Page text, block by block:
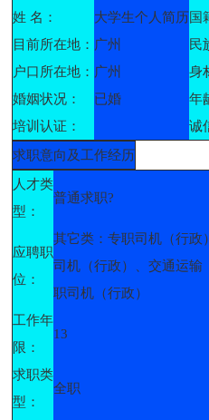
姓 名：
大学生个人简历国
目前所在地： 广州 民
户口所在地： 广州 身
婚姻状况：
已婚 年
培训认证：
诚
求职意向及工作经历
人才类
型：
普通求职?
应聘职
位：
其它类：专职司机（行政
司机（行政）、交通运输
职司机（行政）
工作年
限：
13
求职类
型：
全职